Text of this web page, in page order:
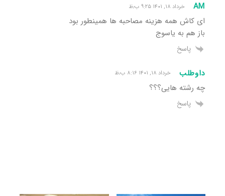
AM خرداد ۱۸, ۱۴۰۱ ۹:۲۵ ب٫ظ
ای کاش همه هزینه مصاحبه ها همینطور بود
باز هم به یاسوج
پاسخ
داوطلب خرداد ۱۸, ۱۴۰۱ ۸:۱۶ ب٫ظ
چه رشته هایی؟؟؟
پاسخ